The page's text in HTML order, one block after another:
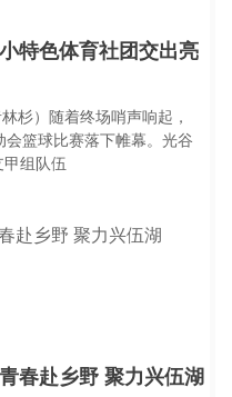
特色体育社团交出亮
杉）随着终场哨声响起，
篮球比赛落下帷幕。光谷
组队伍
春赴乡野 聚力兴伍湖